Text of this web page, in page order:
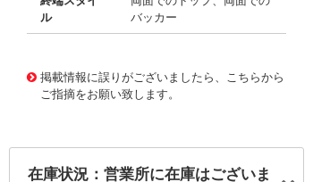
ル
バッカー
掲載情報に誤りがございましたら、こちらから
ご指摘をお願い致します。
在庫状況：営業所に在庫はございま